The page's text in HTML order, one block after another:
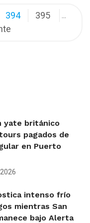
394 395 …
yate británico
pagados de
en Puerto
intenso frío
mientras San
bajo Alerta